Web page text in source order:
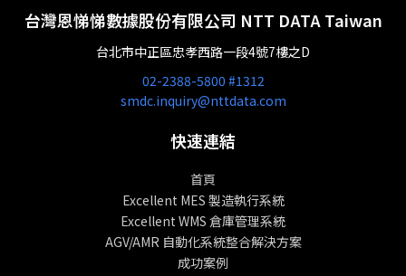
台灣恩悌悌數據股份有限公司 NTT DATA Taiwan
台北市中正區忠孝西路一段4號7樓之D
02-2388-5800 #1312
smdc.inquiry@nttdata.com
快速連結
首頁
Excellent MES 製造執行系統
Excellent WMS 倉庫管理系統
AGV/AMR 自動化系統整合解決方案
成功案例